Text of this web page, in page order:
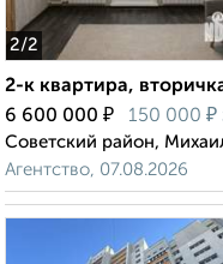
2/2
2-к квартира,
6 600 000 ₽ 150 000 ₽
Советский район,
Агентство, 07.08.2026